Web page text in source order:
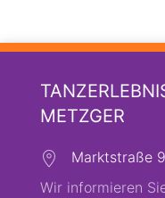
METZGER
Marktstraße
Wir informieren